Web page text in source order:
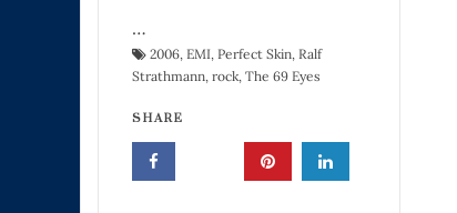
…
2006, EMI, Perfect Skin, Ralf
Strathmann, rock, The 69 Eyes
SHARE